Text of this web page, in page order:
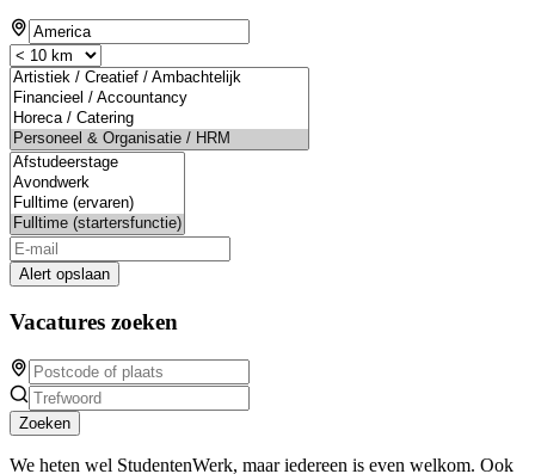
Alert opslaan
Vacatures zoeken
Zoeken
We heten wel StudentenWerk, maar iedereen is even welkom. Ook